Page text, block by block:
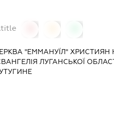
"ЕММАНУЇЛ" ХРИСТИЯН
ЛУГАНСЬКОЇ